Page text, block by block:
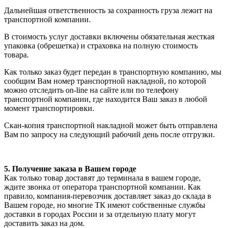
Дальнейшая ответственность за сохранность груза лежит на
транспортной компании.
В стоимость услуг доставки включены обязательная жесткая
упаковка (обрешетка) и страховка на полную стоимость
товара.
Как только заказ будет передан в транспортную компанию, мы
сообщим Вам номер транспортной накладной, по которой
можно отследить on-line на сайте или по телефону
транспортной компании, где находится Ваш заказ в любой
момент транспортировки.
Скан-копия транспортной накладной может быть отправлена
Вам по запросу на следующий рабочий день после отгрузки.
5. Получение заказа в Вашем городе
Как только товар доставят до терминала в вашем городе,
ждите звонка от оператора транспортной компании. Как
правило, компания-перевозчик доставляет заказ до склада в
Вашем городе, но многие ТК имеют собственные службы
доставки в городах России и за отдельную плату могут
доставить заказ на дом.